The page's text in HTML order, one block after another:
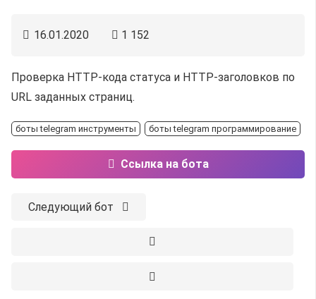
16.01.2020 1 152
Проверка HTTP-кода статуса и HTTP-заголовков по
URL заданных страниц.
боты telegram инструменты боты telegram программирование
Ссылка на бота
Следующий бот